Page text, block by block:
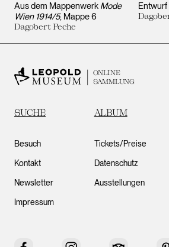
Aus dem Mappenwerk Mode
Wien 1914/5, Mappe 6
Dagobert Peche
ONLINE
SAMMLUNG
SUCHE ALBUM
Besuch
Kontakt
Newsletter
Impressum
Tickets/Preise
Datenschutz
Ausstellungen